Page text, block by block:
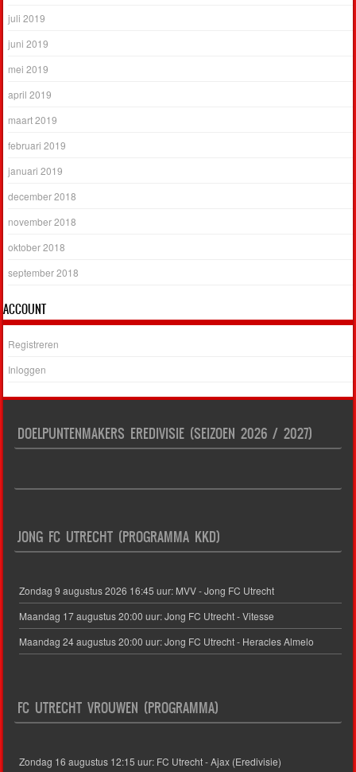
juli 2019
juni 2019
mei 2019
april 2019
maart 2019
februari 2019
januari 2019
december 2018
november 2018
oktober 2018
september 2018
ACCOUNT
Registreren
Inloggen
DOELPUNTENMAKERS EREDIVISIE (SEIZOEN 2026 / 2027)
JONG FC UTRECHT (PROGRAMMA KKD)
Zondag 9 augustus 2026 16:45 uur: MVV - Jong FC Utrecht
Maandag 17 augustus 20:00 uur: Jong FC Utrecht - Vitesse
Maandag 24 augustus 20:00 uur: Jong FC Utrecht - Heracles Almelo
FC UTRECHT VROUWEN (PROGRAMMA)
Zondag 16 augustus 12:15 uur: FC Utrecht - Ajax (Eredivisie)